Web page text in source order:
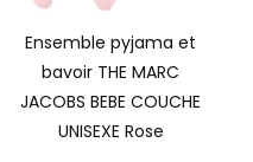
Ensemble pyjama et
bavoir THE MARC
JACOBS BEBE COUCHE
UNISEXE Rose